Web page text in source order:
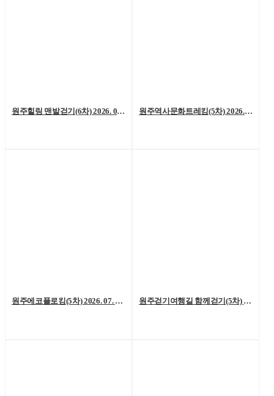
원주힐링 맨발걷기(6차) 2026. 08. 01. (토) 원주역사문화트레킹(5차) 2026. 07. 25.(토)
원주에코플로킹(5차) 2026. 07. 18. (토) 원주걷기여행길 함께걷기(5차) 2026. 7. 11.(토)